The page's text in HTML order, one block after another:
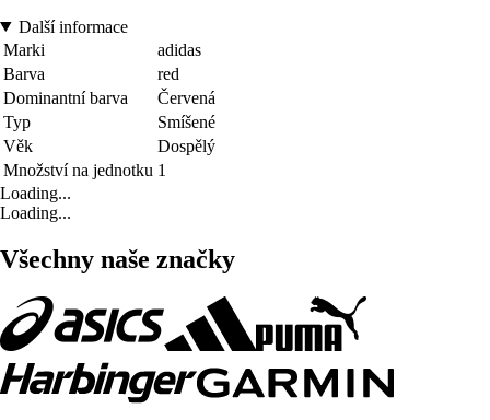
Další informace
Marki
adidas
Barva
red
Dominantní barva
Červená
Typ
Smíšené
Věk
Dospělý
Množství na jednotku 1
Loading...
Loading...
Všechny naše značky